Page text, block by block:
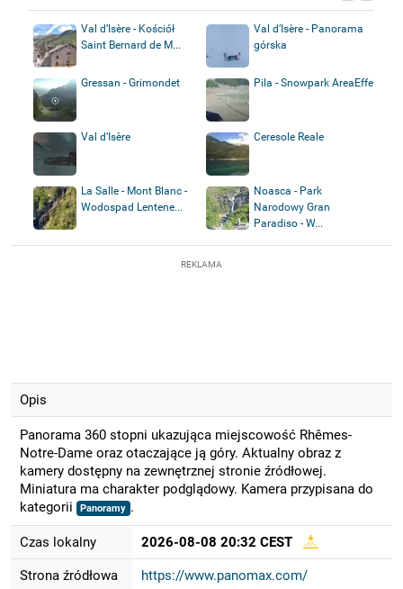
Val d’Isère - Kościół
Saint Bernard de M...
Val d’Isère - Panorama
górska
Gressan - Grimondet Pila - Snowpark AreaEffe
Val d’Isère Ceresole Reale
La Salle - Mont Blanc -
Wodospad Lentene...
Noasca - Park
Narodowy Gran
Paradiso - W...
REKLAMA
Opis
Panorama 360 stopni ukazująca miejscowość Rhêmes-
Notre-Dame oraz otaczające ją góry. Aktualny obraz z
kamery dostępny na zewnętrznej stronie źródłowej.
Miniatura ma charakter podglądowy. Kamera przypisana do
kategorii
Panoramy .
Czas lokalny 2026-08-08 20:32 CEST
Strona źródłowa https://www.panomax.com/